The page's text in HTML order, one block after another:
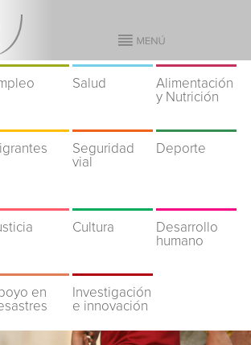
Salud
Alimentación
y Nutrición
Seguridad
vial
Deporte
Cultura
Desarrollo
humano
en
Investigación
e innovación